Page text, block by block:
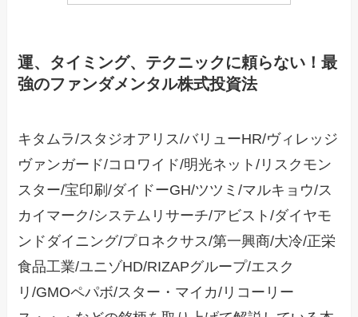
運、タイミング、テクニックに頼らない！最
強のファンダメンタル株式投資法
キタムラ/スタジオアリス/バリューHR/ヴィレッジ
ヴァンガード/コロワイド/明光ネット/リスクモン
スター/宝印刷/ダイドーGH/ツツミ/マルキョウ/ス
カイマーク/システムリサーチ/アビスト/ダイヤモ
ンドダイニング/プロネクサス/第一興商/大冷/正栄
食品工業/ユニゾHD/RIZAPグループ/エスク
リ/GMOペパボ/スター・マイカ/リコーリー